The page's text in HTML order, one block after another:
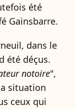
été
Gainsbarre.
dans le
été déçus.
notoire",
situation
ceux qui